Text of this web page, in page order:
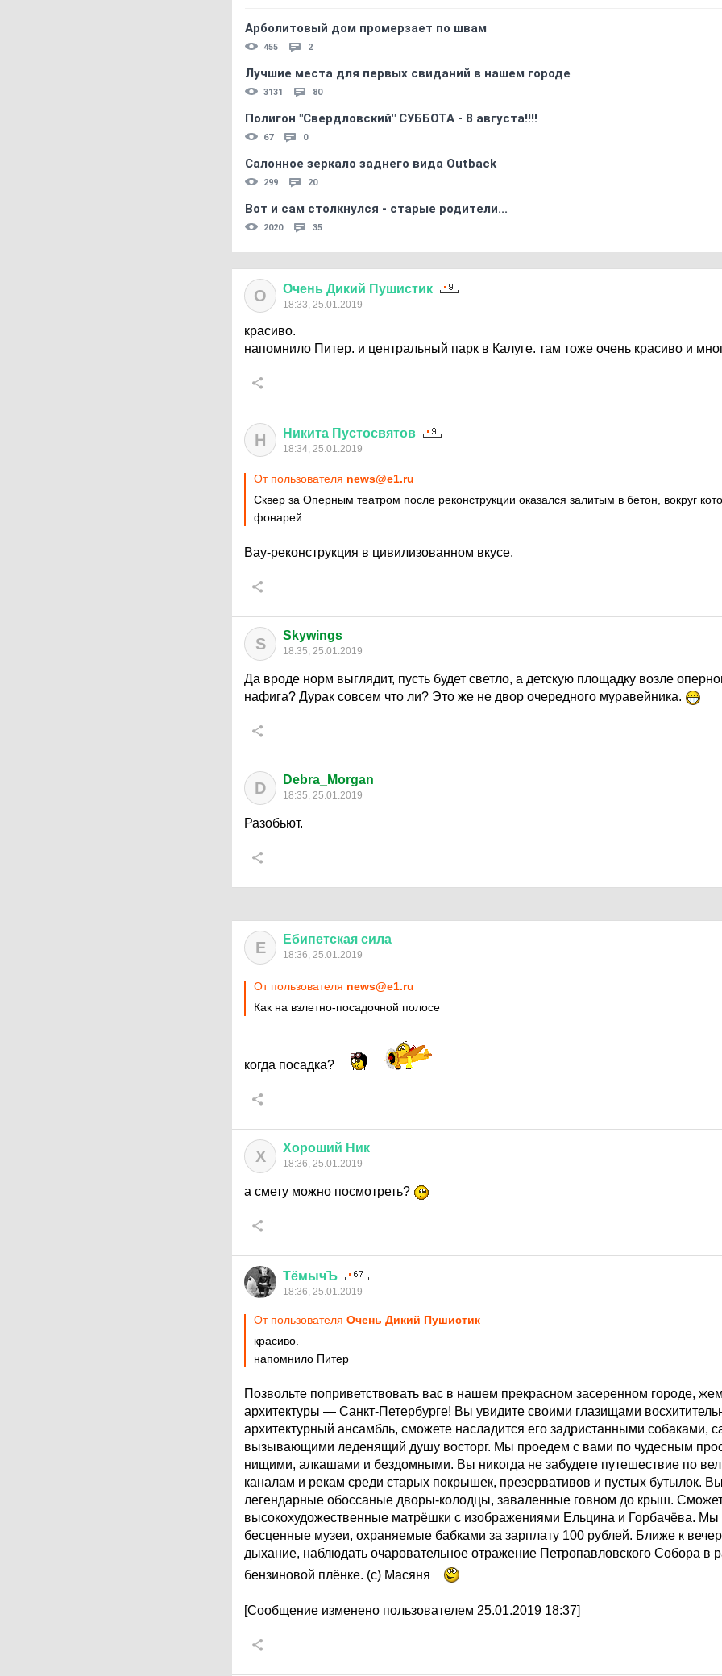
Арболитовый дом промерзает по швам
455 2
Лучшие места для первых свиданий в нашем городе
3131 80
Полигон "Свердловский" СУББОТА - 8 августа!!!!
67 0
Салонное зеркало заднего вида Outback
299 20
Вот и сам столкнулся - старые родители...
2020 35
О Очень Дикий Пушистик
18:33, 25.01.2019
красиво.
напомнило Питер. и центральный парк в Калуге. там тоже очень красиво и
Н Никита Пустосвятов
18:34, 25.01.2019
От пользователя news@e1.ru
Сквер за Оперным театром после реконструкции оказался залитым в бетон, вокруг
фонарей
Вау-реконструкция в цивилизованном вкусе.
S Skywings
18:35, 25.01.2019
Да вроде норм выглядит, пусть будет светло, а детскую площадку возле
нафига? Дурак совсем что ли? Это же не двор очередного муравейника.
D Debra_Morgan
18:35, 25.01.2019
Разобьют.
Е Ебипетская сила
18:36, 25.01.2019
От пользователя news@e1.ru
Как на взлетно-посадочной полосе
когда посадка?
Х Хороший Ник
18:36, 25.01.2019
а смету можно посмотреть?
ТёмычЪ
18:36, 25.01.2019
От пользователя Очень Дикий Пушистик
красиво.
напомнило Питер
Позвольте поприветствовать вас в нашем прекрасном засеренном городе,
архитектуры — Санкт-Петербурге! Вы увидите своими глазищами
архитектурный ансамбль, сможете насладится его задристанными собаками,
вызывающими леденящий душу восторг. Мы проедем с вами по чудесным
нищими, алкашами и бездомными. Вы никогда не забудете путешествие по
каналам и рекам среди старых покрышек, презервативов и пустых бутылок.
легендарные обоссаные дворы-колодцы, заваленные говном до крыш.
высокохудожественные матрёшки с изображениями Ельцина и Горбачёва. Мы
бесценные музеи, охраняемые бабками за зарплату 100 рублей. Ближе к
дыхание, наблюдать очаровательное отражение Петропавловского Собора в
бензиновой плёнке. (с) Масяня
[Сообщение изменено пользователем 25.01.2019 18:37]